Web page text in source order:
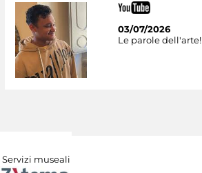
03/07/2026
Le parole dell'arte!
Servizi museali